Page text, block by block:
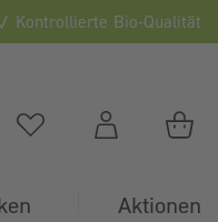
Kontrollierte Bio-Qualität
Du hast0 Artikel
Aktionen